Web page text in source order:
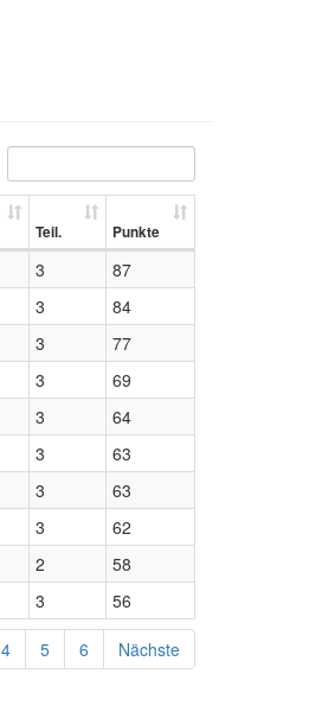
Teil. Punkte
3
87
3
84
3
77
3
69
3
64
3
63
3
63
3
62
2
58
3
56
4 5 6 Nächste